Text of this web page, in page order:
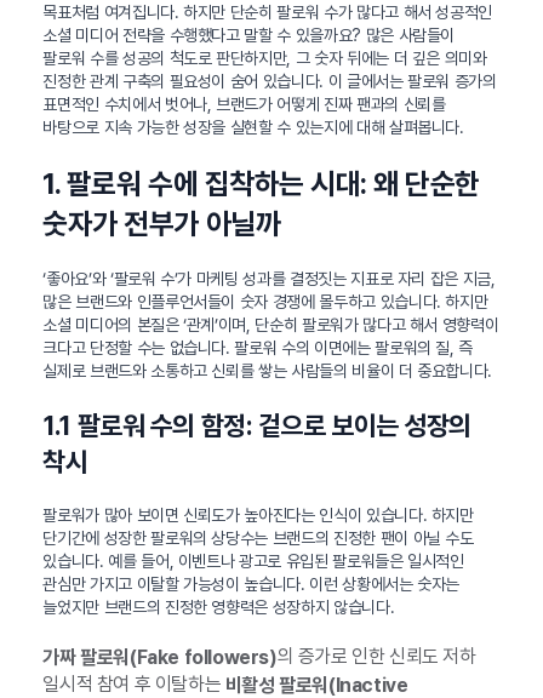
목표처럼 여겨집니다. 하지만 단순히 팔로워 수가 많다고 해서 성공적인
소셜 미디어 전략을 수행했다고 말할 수 있을까요? 많은 사람들이
팔로워 수를 성공의 척도로 판단하지만, 그 숫자 뒤에는 더 깊은 의미와
진정한 관계 구축의 필요성이 숨어 있습니다. 이 글에서는 팔로워 증가의
표면적인 수치에서 벗어나, 브랜드가 어떻게 진짜 팬과의 신뢰를
바탕으로 지속 가능한 성장을 실현할 수 있는지에 대해 살펴봅니다.
1. 팔로워 수에 집착하는 시대: 왜 단순한
숫자가 전부가 아닐까
‘좋아요’와 ‘팔로워 수’가 마케팅 성과를 결정짓는 지표로 자리 잡은 지금,
많은 브랜드와 인플루언서들이 숫자 경쟁에 몰두하고 있습니다. 하지만
소셜 미디어의 본질은 ‘관계’이며, 단순히 팔로워가 많다고 해서 영향력이
크다고 단정할 수는 없습니다. 팔로워 수의 이면에는 팔로워의 질, 즉
실제로 브랜드와 소통하고 신뢰를 쌓는 사람들의 비율이 더 중요합니다.
1.1 팔로워 수의 함정: 겉으로 보이는 성장의
착시
팔로워가 많아 보이면 신뢰도가 높아진다는 인식이 있습니다. 하지만
단기간에 성장한 팔로워의 상당수는 브랜드의 진정한 팬이 아닐 수도
있습니다. 예를 들어, 이벤트나 광고로 유입된 팔로워들은 일시적인
관심만 가지고 이탈할 가능성이 높습니다. 이런 상황에서는 숫자는
늘었지만 브랜드의 진정한 영향력은 성장하지 않습니다.
가짜 팔로워(Fake followers)의 증가로 인한 신뢰도 저하
일시적 참여 후 이탈하는 비활성 팔로워(Inactive